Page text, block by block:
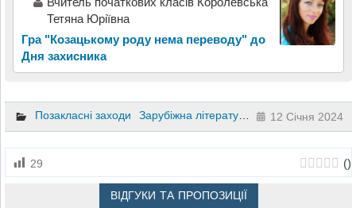
Тетяна Юріївна
Гра "Козацькому роду нема переводу" до
Дня захисника
Позакласні заходи Зарубіжна література 5 клас
12 Січня 2024
29 ()
ВІДГУКИ ТА ПРОПОЗИЦІЇ